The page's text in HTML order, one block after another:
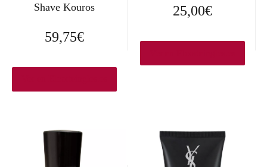
Shave Kouros
59,75€
25,00€